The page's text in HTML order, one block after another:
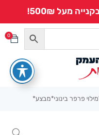
מעל 500₪!
0
פרפר בינוני*מבצע*